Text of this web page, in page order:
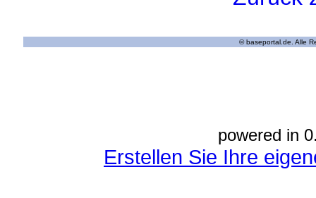
© baseportal.de. Alle
powered in
Erstellen Sie Ihre